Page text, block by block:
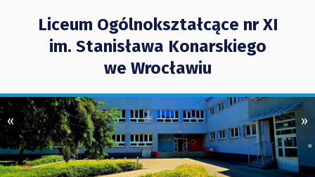
Liceum Ogólnokształcące nr XI
im. Stanisława Konarskiego
we Wrocławiu
« »